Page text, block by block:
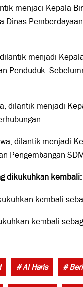
menjadi Kepala
Dinas
menjadi
Penduduk.
dilantik menjadi
dilantik menjadi
Pengembangan
dikukuhkan kembali:
kembali
kembali
# Al Haris #